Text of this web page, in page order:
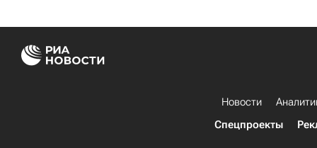
Новости
Спецпроекты